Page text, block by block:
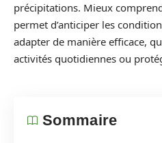
précipitations. Mieux
permet d’anticiper les
adapter de manière efficace,
activités quotidiennes ou
Sommaire